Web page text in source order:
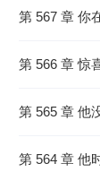
第 567 章 你
第 566 章 惊
第 565 章 他
第 564 章 他